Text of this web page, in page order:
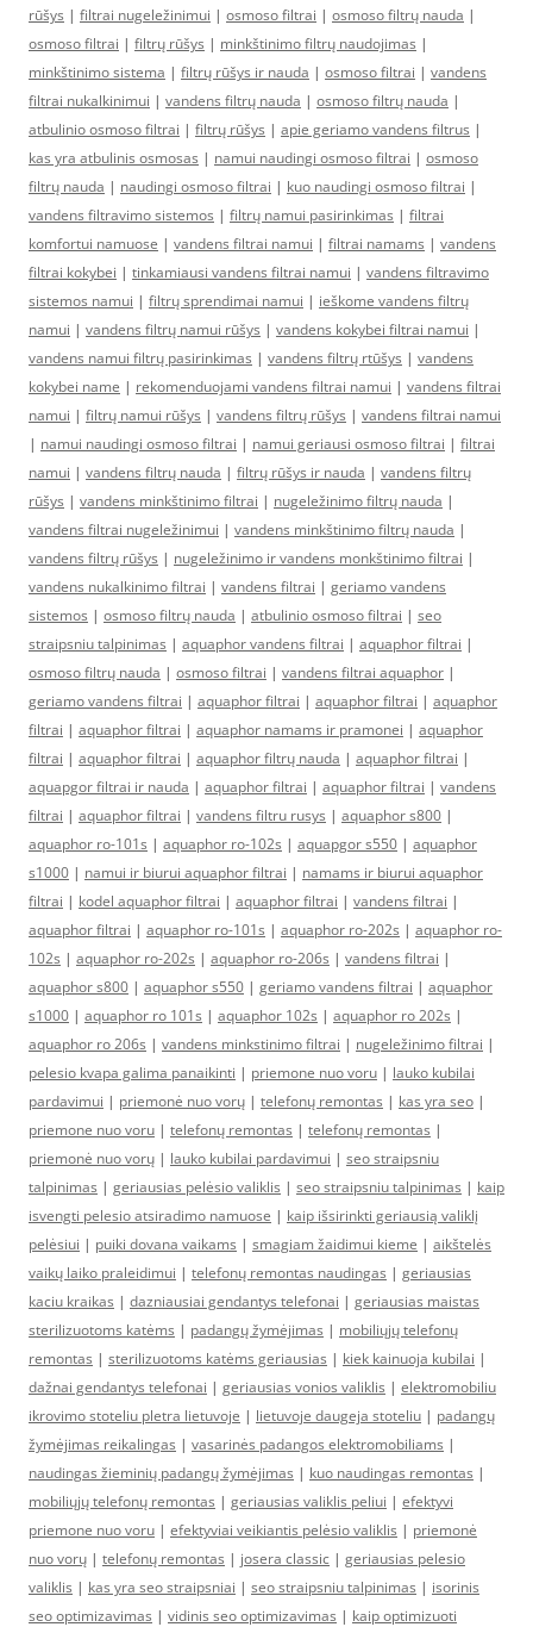
rūšys | filtrai nugeležinimui | osmoso filtrai | osmoso filtrų nauda |
osmoso filtrai | filtrų rūšys | minkštinimo filtrų naudojimas |
minkštinimo sistema | filtrų rūšys ir nauda | osmoso filtrai | vandens
filtrai nukalkinimui | vandens filtrų nauda | osmoso filtrų nauda |
atbulinio osmoso filtrai | filtrų rūšys | apie geriamo vandens filtrus |
kas yra atbulinis osmosas | namui naudingi osmoso filtrai | osmoso
filtrų nauda | naudingi osmoso filtrai | kuo naudingi osmoso filtrai |
vandens filtravimo sistemos | filtrų namui pasirinkimas | filtrai
komfortui namuose | vandens filtrai namui | filtrai namams | vandens
filtrai kokybei | tinkamiausi vandens filtrai namui | vandens filtravimo
sistemos namui | filtrų sprendimai namui | ieškome vandens filtrų
namui | vandens filtrų namui rūšys | vandens kokybei filtrai namui |
vandens namui filtrų pasirinkimas | vandens filtrų rtūšys | vandens
kokybei name | rekomenduojami vandens filtrai namui | vandens filtrai
namui | filtrų namui rūšys | vandens filtrų rūšys | vandens filtrai namui
| namui naudingi osmoso filtrai | namui geriausi osmoso filtrai | filtrai
namui | vandens filtrų nauda | filtrų rūšys ir nauda | vandens filtrų
rūšys | vandens minkštinimo filtrai | nugeležinimo filtrų nauda |
vandens filtrai nugeležinimui | vandens minkštinimo filtrų nauda |
vandens filtrų rūšys | nugeležinimo ir vandens monkštinimo filtrai |
vandens nukalkinimo filtrai | vandens filtrai | geriamo vandens
sistemos | osmoso filtrų nauda | atbulinio osmoso filtrai | seo
straipsniu talpinimas | aquaphor vandens filtrai | aquaphor filtrai |
osmoso filtrų nauda | osmoso filtrai | vandens filtrai aquaphor |
geriamo vandens filtrai | aquaphor filtrai | aquaphor filtrai | aquaphor
filtrai | aquaphor filtrai | aquaphor namams ir pramonei | aquaphor
filtrai | aquaphor filtrai | aquaphor filtrų nauda | aquaphor filtrai |
aquapgor filtrai ir nauda | aquaphor filtrai | aquaphor filtrai | vandens
filtrai | aquaphor filtrai | vandens filtru rusys | aquaphor s800 |
aquaphor ro-101s | aquaphor ro-102s | aquapgor s550 | aquaphor
s1000 | namui ir biurui aquaphor filtrai | namams ir biurui aquaphor
filtrai | kodel aquaphor filtrai | aquaphor filtrai | vandens filtrai |
aquaphor filtrai | aquaphor ro-101s | aquaphor ro-202s | aquaphor ro-
102s | aquaphor ro-202s | aquaphor ro-206s | vandens filtrai |
aquaphor s800 | aquaphor s550 | geriamo vandens filtrai | aquaphor
s1000 | aquaphor ro 101s | aquaphor 102s | aquaphor ro 202s |
aquaphor ro 206s | vandens minkstinimo filtrai | nugeležinimo filtrai |
pelesio kvapa galima panaikinti | priemone nuo voru | lauko kubilai
pardavimui | priemonė nuo vorų | telefonų remontas | kas yra seo |
priemone nuo voru | telefonų remontas | telefonų remontas |
priemonė nuo vorų | lauko kubilai pardavimui | seo straipsniu
talpinimas | geriausias pelėsio valiklis | seo straipsniu talpinimas | kaip
isvengti pelesio atsiradimo namuose | kaip išsirinkti geriausią valiklį
pelėsiui | puiki dovana vaikams | smagiam žaidimui kieme | aikštelės
vaikų laiko praleidimui | telefonų remontas naudingas | geriausias
kaciu kraikas | dazniausiai gendantys telefonai | geriausias maistas
sterilizuotoms katėms | padangų žymėjimas | mobiliųjų telefonų
remontas | sterilizuotoms katėms geriausias | kiek kainuoja kubilai |
dažnai gendantys telefonai | geriausias vonios valiklis | elektromobiliu
ikrovimo stoteliu pletra lietuvoje | lietuvoje daugeja stoteliu | padangų
žymėjimas reikalingas | vasarinės padangos elektromobiliams |
naudingas žieminių padangų žymėjimas | kuo naudingas remontas |
mobiliųjų telefonų remontas | geriausias valiklis peliui | efektyvi
priemone nuo voru | efektyviai veikiantis pelėsio valiklis | priemonė
nuo vorų | telefonų remontas | josera classic | geriausias pelesio
valiklis | kas yra seo straipsniai | seo straipsniu talpinimas | isorinis
seo optimizavimas | vidinis seo optimizavimas | kaip optimizuoti